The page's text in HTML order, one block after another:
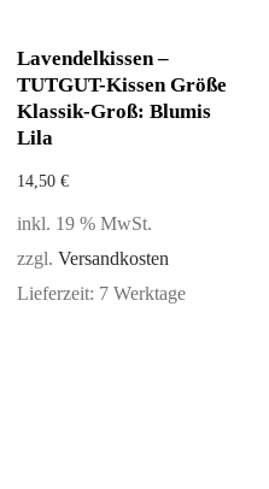
Lavendelkissen –
TUTGUT-Kissen Größe
Klassik-Groß: Blumis
Lila
14,50 €
inkl. 19 % MwSt.
zzgl. Versandkosten
Lieferzeit: 7 Werktage